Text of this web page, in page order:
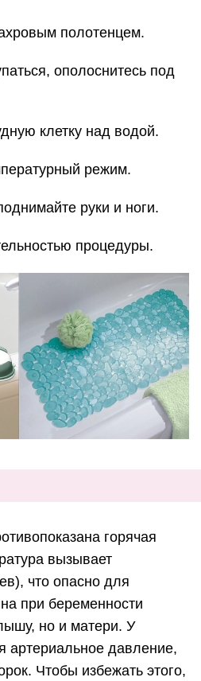
полотенцем.
ополоснитесь под
клетку над водой.
режим.
руки и ноги.
процедуры.
горячая
вызывает
что опасно для
при беременности
но и матери. У
давление,
Чтобы избежать этого,